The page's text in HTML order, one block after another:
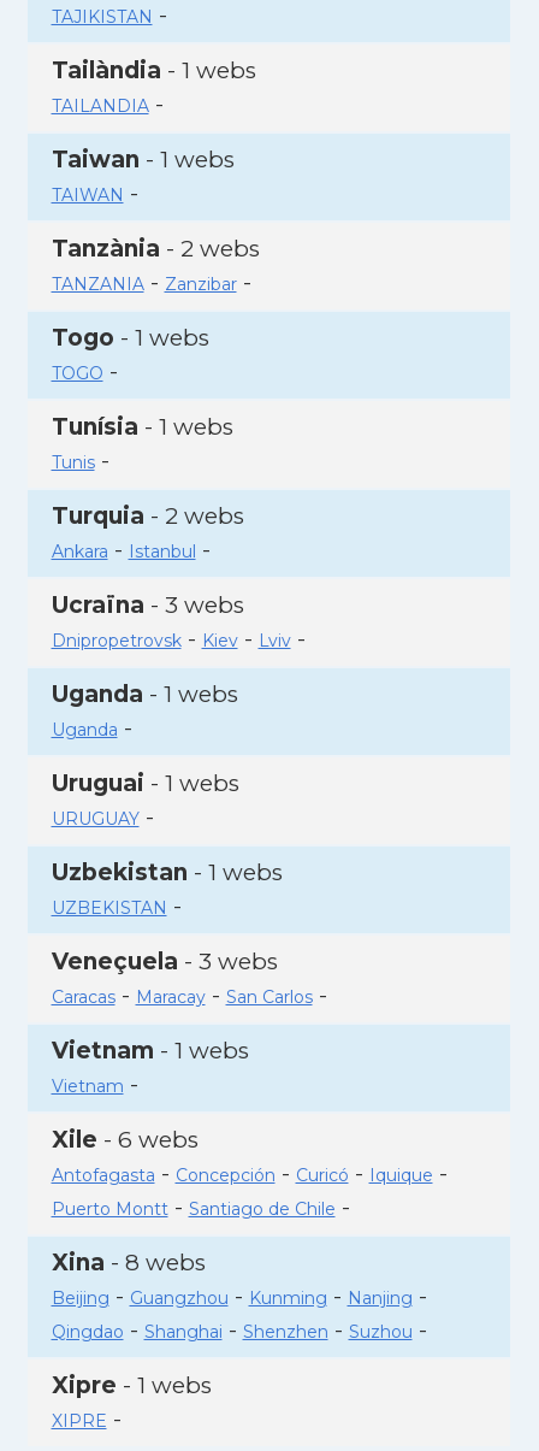
TAJIKISTAN -
Tailàndia - 1 webs
TAILANDIA-
Taiwan - 1 webs
TAIWAN -
Tanzània - 2 webs
TANZANIA- Zanzibar-
Togo - 1 webs
TOGO -
Tunísia - 1 webs
Tunis-
Turquia - 2 webs
Ankara - Istanbul -
Ucraïna - 3 webs
Dnipropetrovsk- Kiev- Lviv-
Uganda - 1 webs
Uganda -
Uruguai - 1 webs
URUGUAY-
Uzbekistan - 1 webs
UZBEKISTAN -
Veneçuela - 3 webs
Caracas- Maracay- San Carlos-
Vietnam - 1 webs
Vietnam -
Xile - 6 webs
Antofagasta - Concepción - Curicó - Iquique -
Puerto Montt- Santiago de Chile -
Xina - 8 webs
Beijing - Guangzhou - Kunming - Nanjing -
Qingdao - Shanghai - Shenzhen - Suzhou -
Xipre - 1 webs
XIPRE -